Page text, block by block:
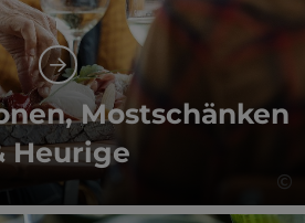
Mostschänken
Heurige
©